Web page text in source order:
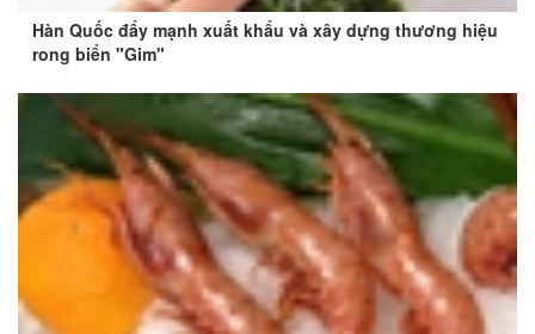
Hàn Quốc đẩy mạnh xuất khẩu và xây dựng thương hiệu
rong biển "Gim"